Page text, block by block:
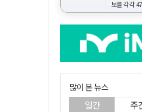
보를 각각
많이 본 뉴스
일간 주